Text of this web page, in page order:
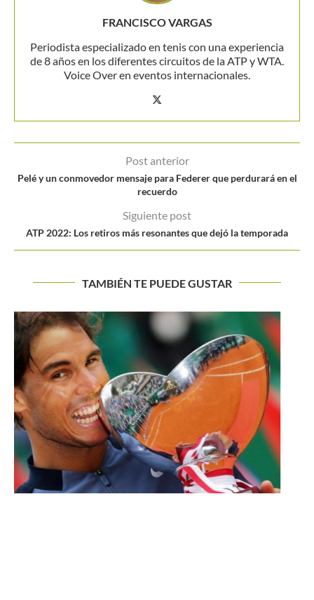
FRANCISCO VARGAS
Periodista especializado en tenis con una experiencia
de 8 años en los diferentes circuitos de la ATP y WTA.
Voice Over en eventos internacionales.
Post anterior
Pelé y un conmovedor mensaje para Federer que perdurará en el
recuerdo
Siguiente post
ATP 2022: Los retiros más resonantes que dejó la temporada
TAMBIÉN TE PUEDE GUSTAR
Colombia vibrará con una final 100% cucuteña en el
Torneo...
Buscar